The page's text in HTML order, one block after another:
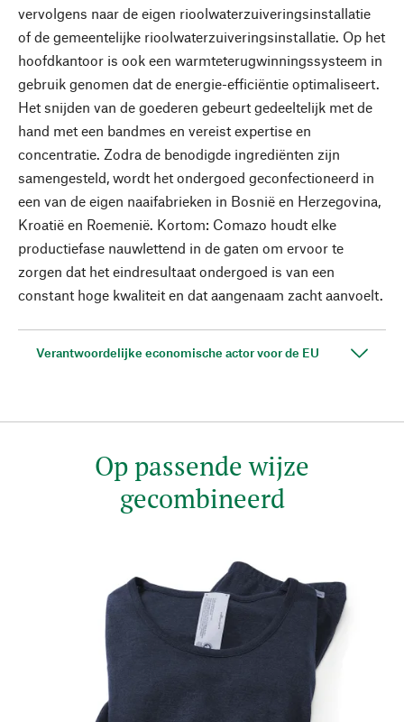
vervolgens naar de eigen rioolwaterzuiveringsinstallatie
of de gemeentelijke rioolwaterzuiveringsinstallatie. Op het
hoofdkantoor is ook een warmteterugwinningssysteem in
gebruik genomen dat de energie-efficiëntie optimaliseert.
Het snijden van de goederen gebeurt gedeeltelijk met de
hand met een bandmes en vereist expertise en
concentratie. Zodra de benodigde ingrediënten zijn
samengesteld, wordt het ondergoed geconfectioneerd in
een van de eigen naaifabrieken in Bosnië en Herzegovina,
Kroatië en Roemenië. Kortom: Comazo houdt elke
productiefase nauwlettend in de gaten om ervoor te
zorgen dat het eindresultaat ondergoed is van een
constant hoge kwaliteit en dat aangenaam zacht aanvoelt.
Verantwoordelijke economische actor voor de EU
Op passende wijze
gecombineerd